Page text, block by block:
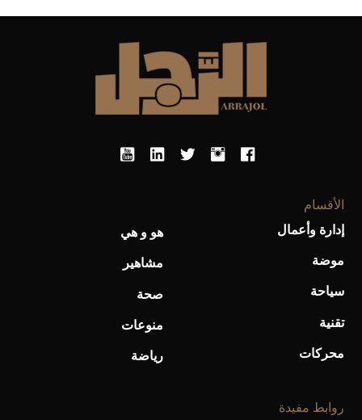
الأقسام
إدارة وأعمال
موضة
سياحة
تقنية
محركات
هو و هي
مشاهير
صحة
منوعات
رياضة
روابط مفيدة